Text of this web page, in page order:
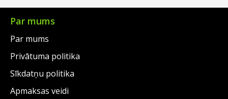
Par mums
Par mums
Privātuma politika
Sīkdatņu politika
Apmaksas veidi